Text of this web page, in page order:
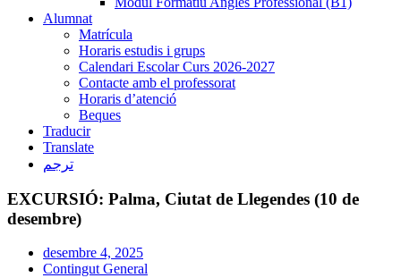
Alumnat
Matrícula
Horaris estudis i grups
Calendari Escolar Curs 2026-2027
Contacte amb el professorat
Horaris d’atenció
Beques
Traducir
Translate
ترجم
EXCURSIÓ: Palma, Ciutat de Llegendes (10 de
desembre)
desembre 4, 2025
Contingut General